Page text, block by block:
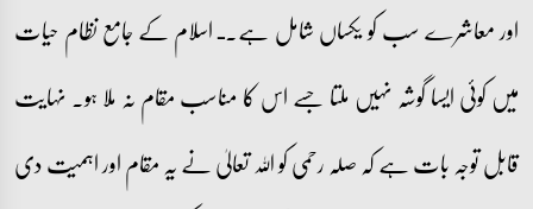
اور معاشرے سب کو یکساں شامل ہے۔ـ اسلام کے جامع نظام حیات
میں کوئی ایسا گوشہ نہیں ملتا جسے اس کا مناسب مقام نہ ملا ہو۔ نہایت
قابل توجہ بات ہے کہ صلہ رحمی کو اللہ تعالیٰ نے یہ مقام اور اہمیت دی